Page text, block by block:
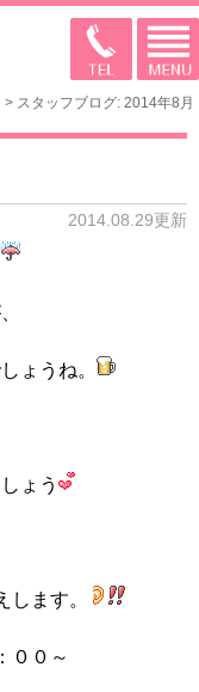
スタッフブログ: 2014年8月
2014.08.29更新
、
うね。
ょう
ます。
０～